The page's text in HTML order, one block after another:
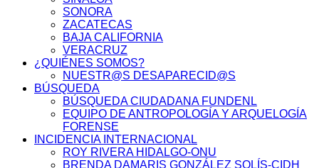
SONORA
ZACATECAS
BAJA CALIFORNIA
VERACRUZ
¿QUIÉNES SOMOS?
NUESTR@S DESAPARECID@S
BÚSQUEDA
BÚSQUEDA CIUDADANA FUNDENL
EQUIPO DE ANTROPOLOGÍA Y ARQUELOGÍA
FORENSE
INCIDENCIA INTERNACIONAL
ROY RIVERA HIDALGO-ONU
BRENDA DAMARIS GONZÁLEZ SOLÍS-CIDH